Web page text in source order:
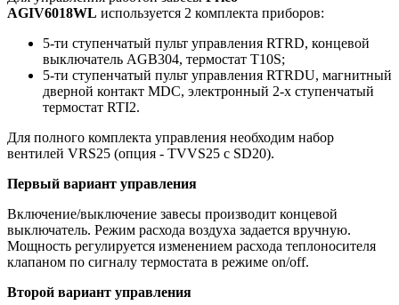
AGIV6018WL используется 2 комплекта приборов:
5-ти ступенчатый пульт управления RTRD, концевой
выключатель AGB304, термостат T10S;
5-ти ступенчатый пульт управления RTRDU, магнитный
дверной контакт MDC, электронный 2-х ступенчатый
термостат RTI2.
Для полного комплекта управления необходим набор
вентилей VRS25 (опция - TVVS25 c SD20).
Первый вариант управления
Включение/выключение завесы производит концевой
выключатель. Режим расхода воздуха задается вручную.
Мощность регулируется изменением расхода теплоносителя
клапаном по сигналу термостата в режиме on/off.
Второй вариант управления